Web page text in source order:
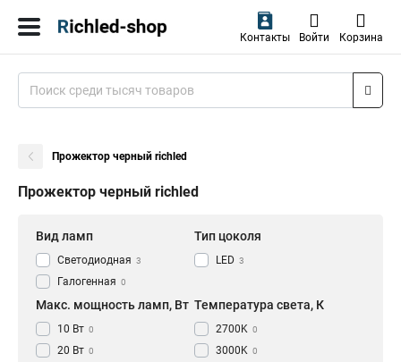
Контакты Войти Корзина
Прожектор черный richled
Прожектор черный richled
Вид ламп
Светодиодная 3
Галогенная 0
Тип цоколя
LED 3
Макс. мощность ламп, Вт
10 Вт 0
20 Вт 0
Температура света, К
2700K 0
3000K 0